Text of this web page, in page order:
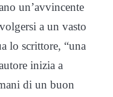
un’avvincente
a un vasto
lo scrittore, “una
inizia a
di un buon